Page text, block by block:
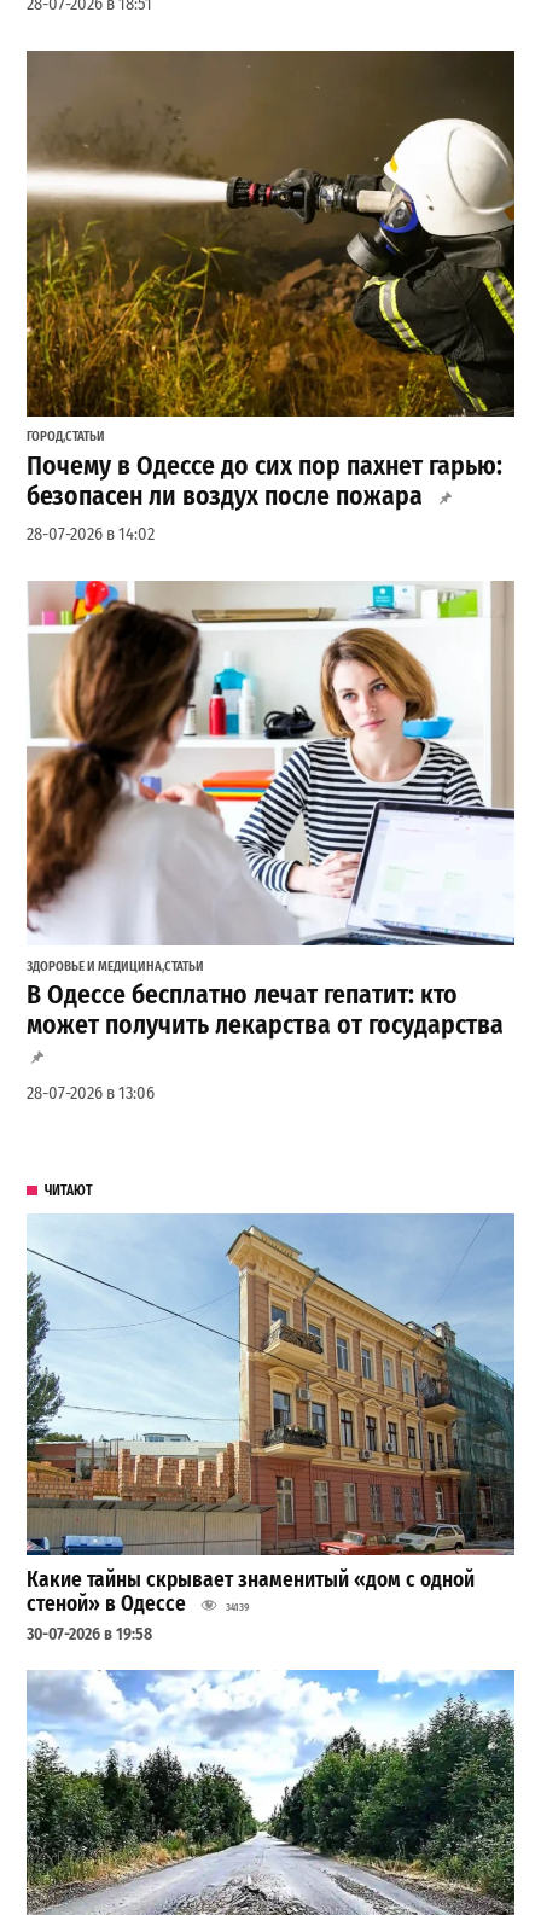
28-07-2026 в 18:51
ГОРОД,СТАТЬИ
Почему в Одессе до сих пор пахнет гарью:
безопасен ли воздух после пожара
28-07-2026 в 14:02
ЗДОРОВЬЕ И МЕДИЦИНА,СТАТЬИ
В Одессе бесплатно лечат гепатит: кто
может получить лекарства от государства
28-07-2026 в 13:06
ЧИТАЮТ
Какие тайны скрывает знаменитый «дом с одной
стеной» в Одессе
34139
30-07-2026 в 19:58